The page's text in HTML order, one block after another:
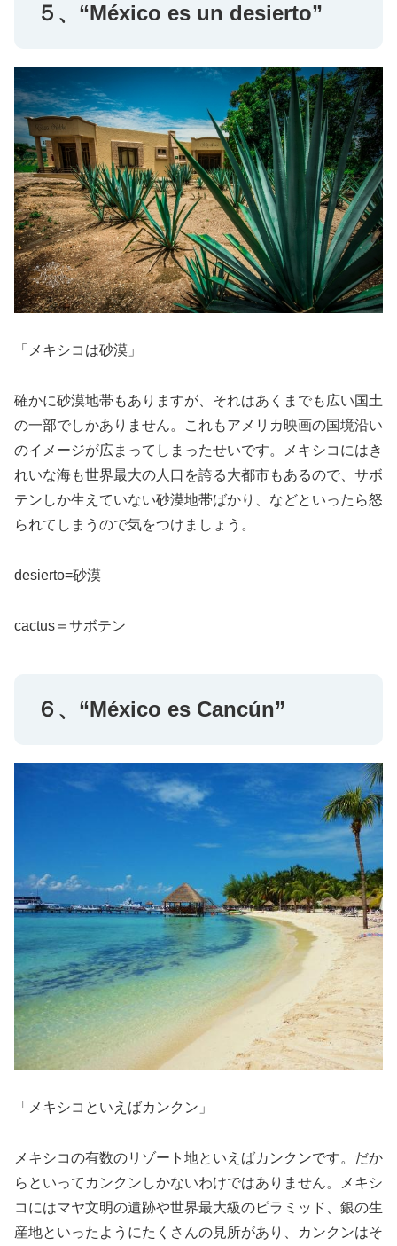
５、“México es un desierto”
「メキシコは砂漠」
確かに砂漠地帯もありますが、それはあくまでも広い国土
の一部でしかありません。これもアメリカ映画の国境沿い
のイメージが広まってしまったせいです。メキシコにはき
れいな海も世界最大の人口を誇る大都市もあるので、サボ
テンしか生えていない砂漠地帯ばかり、などといったら怒
られてしまうので気をつけましょう。
desierto=砂漠
cactus＝サボテン
６、“México es Cancún”
「メキシコといえばカンクン」
メキシコの有数のリゾート地といえばカンクンです。だか
らといってカンクンしかないわけではありません。メキシ
コにはマヤ文明の遺跡や世界最大級のピラミッド、銀の生
産地といったようにたくさんの見所があり、カンクンはそ